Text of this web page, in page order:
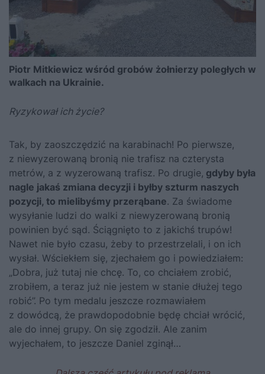
Piotr Mitkiewicz wśród grobów żołnierzy poległych w
walkach na Ukrainie.
Ryzykował ich życie?
Tak, by zaoszczędzić na karabinach! Po pierwsze,
z niewyzerowaną bronią nie trafisz na czterysta
metrów, a z wyzerowaną trafisz. Po drugie, gdyby była
nagle jakaś zmiana decyzji i byłby szturm naszych
pozycji, to mielibyśmy przerąbane. Za świadome
wysyłanie ludzi do walki z niewyzerowaną bronią
powinien być sąd. Ściągnięto to z jakichś trupów!
Nawet nie było czasu, żeby to przestrzelali, i on ich
wysłał. Wściekłem się, zjechałem go i powiedziałem:
„Dobra, już tutaj nie chcę. To, co chciałem zrobić,
zrobiłem, a teraz już nie jestem w stanie dłużej tego
robić”. Po tym medalu jeszcze rozmawiałem
z dowódcą, że prawdopodobnie będę chciał wrócić,
ale do innej grupy. On się zgodził. Ale zanim
wyjechałem, to jeszcze Daniel zginął…